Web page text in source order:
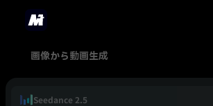
画像から動画生成
Seedance 2.5